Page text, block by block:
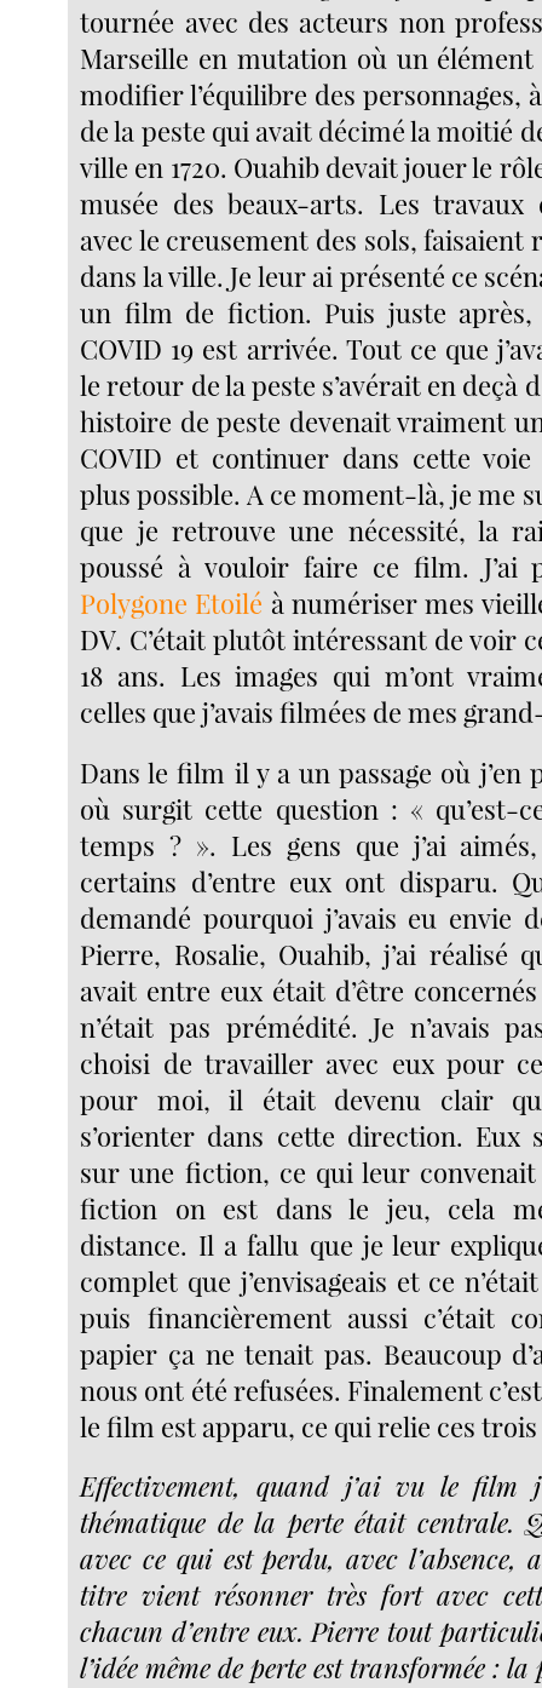
tournée avec des acteurs non
Marseille en mutation où un
modifier l’équilibre des personnages,
de la peste qui avait décimé la moitié
ville en 1720. Ouahib devait jouer le
musée des beaux-arts. Les travaux
avec le creusement des sols, faisaient
dans la ville. Je leur ai présenté ce
un film de fiction. Puis juste après,
COVID 19 est arrivée. Tout ce que
le retour de la peste s’avérait en deçà
histoire de peste devenait vraiment
COVID et continuer dans cette
plus possible. A ce moment-là, je me
que je retrouve une nécessité, la
poussé à vouloir faire ce film. J’ai
Polygone Etoilé à numériser mes
DV. C’était plutôt intéressant de voir
18 ans. Les images qui m’ont
celles que j’avais filmées de mes
Dans le film il y a un passage où j’en
où surgit cette question : « qu’est-
temps ? ». Les gens que j’ai
certains d’entre eux ont disparu.
demandé pourquoi j’avais eu envie
Pierre, Rosalie, Ouahib, j’ai réalisé
avait entre eux était d’être
n’était pas prémédité. Je n’avais
choisi de travailler avec eux pour
pour moi, il était devenu clair
s’orienter dans cette direction. Eux
sur une fiction, ce qui leur
fiction on est dans le jeu, cela
distance. Il a fallu que je leur
complet que j’envisageais et ce
puis financièrement aussi c’était
papier ça ne tenait pas. Beaucoup
nous ont été refusées. Finalement
le film est apparu, ce qui relie ces
Effectivement, quand j’ai vu le film
thématique de la perte était centrale.
avec ce qui est perdu, avec l’absence,
titre vient résonner très fort avec
chacun d’entre eux. Pierre tout
l’idée même de perte est transformée :